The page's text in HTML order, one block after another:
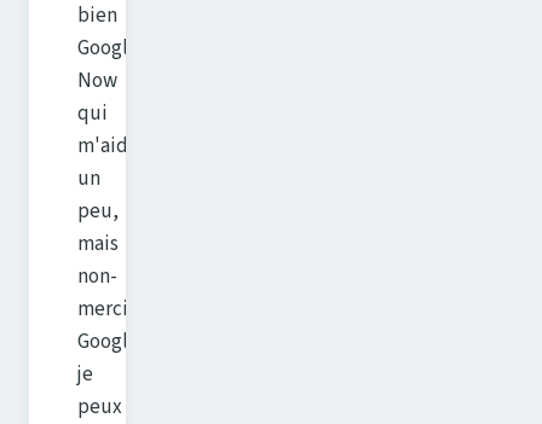
bien
Google
Now
qui
m'aidait
un
peu,
mais
non-
merci
Google,
je
peux